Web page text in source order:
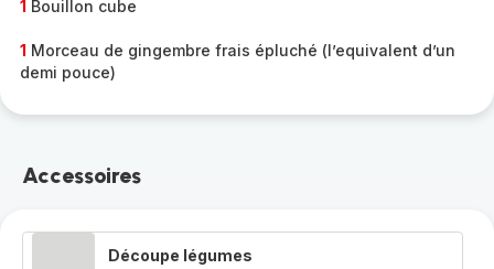
1 Bouillon cube
1 Morceau de gingembre frais épluché (l’equivalent d’un
demi pouce)
Accessoires
Découpe légumes